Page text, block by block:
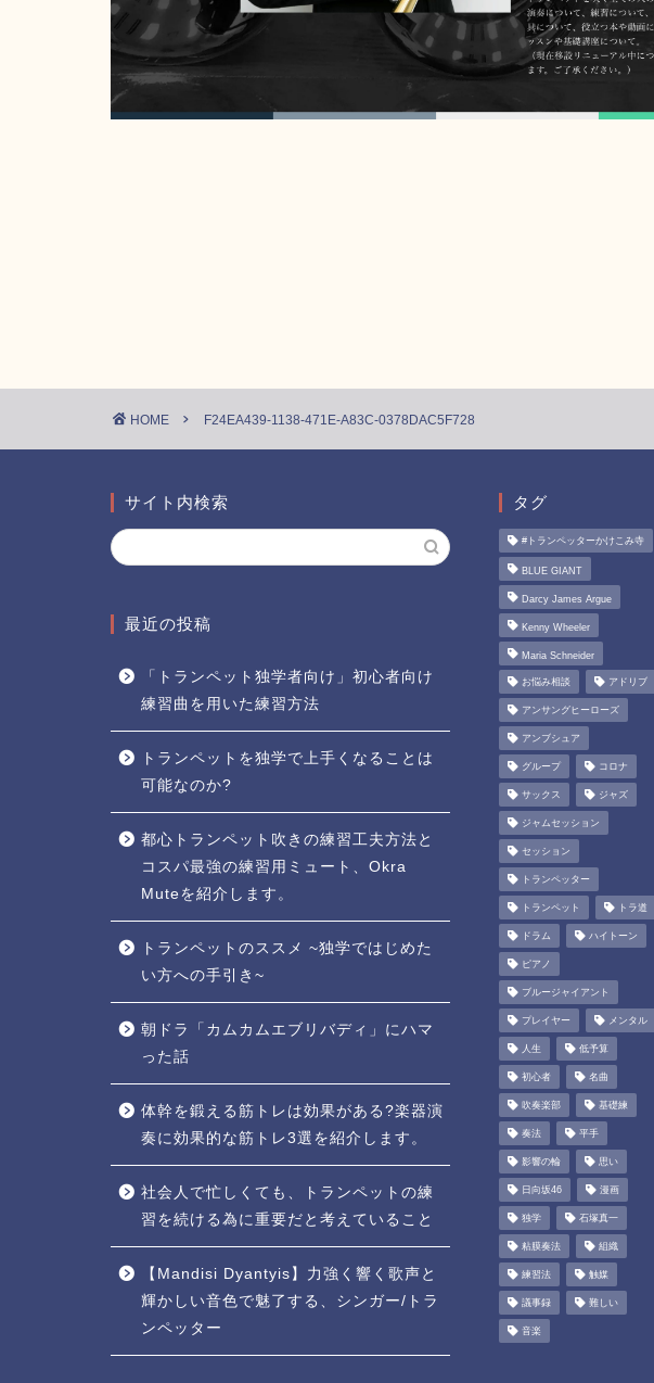
HOME F24EA439-1138-471E-A83C-0378DAC5F728
サイト内検索
最近の投稿
「トランペット独学者向け」初心者向け
練習曲を用いた練習方法
トランペットを独学で上手くなることは
可能なのか?
都心トランペット吹きの練習工夫方法と
コスパ最強の練習用ミュート、Okra
Muteを紹介します。
トランペットのススメ ~独学ではじめた
い方への手引き~
朝ドラ「カムカムエブリバディ」にハマ
った話
体幹を鍛える筋トレは効果がある?楽器演
奏に効果的な筋トレ3選を紹介します。
社会人で忙しくても、トランペットの練
習を続ける為に重要だと考えていること
【Mandisi Dyantyis】力強く響く歌声と
輝かしい音色で魅了する、シンガー/トラ
ンペッター
タグ
#トランペッターかけこみ寺
BLUE GIANT
Darcy James Argue
Kenny Wheeler
Maria Schneider
お悩み相談 アドリブ
アンサングヒーローズ
アンブシュア
グループ コロナ
サックス ジャズ
ジャムセッション
セッション
トランペッター
トランペット トラ道
ドラム ハイトーン
ピアノ
ブルージャイアント
プレイヤー メンタル
人生 低予算
初心者 名曲
吹奏楽部 基礎練
奏法 平手
影響の輪 思い
日向坂46 漫画
独学 石塚真一
粘膜奏法 組織
練習法 触媒
議事録 難しい
音楽